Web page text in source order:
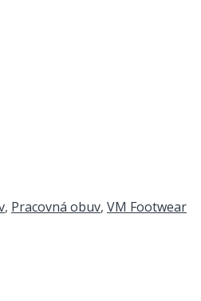
, Pracovná obuv, VM Footwear